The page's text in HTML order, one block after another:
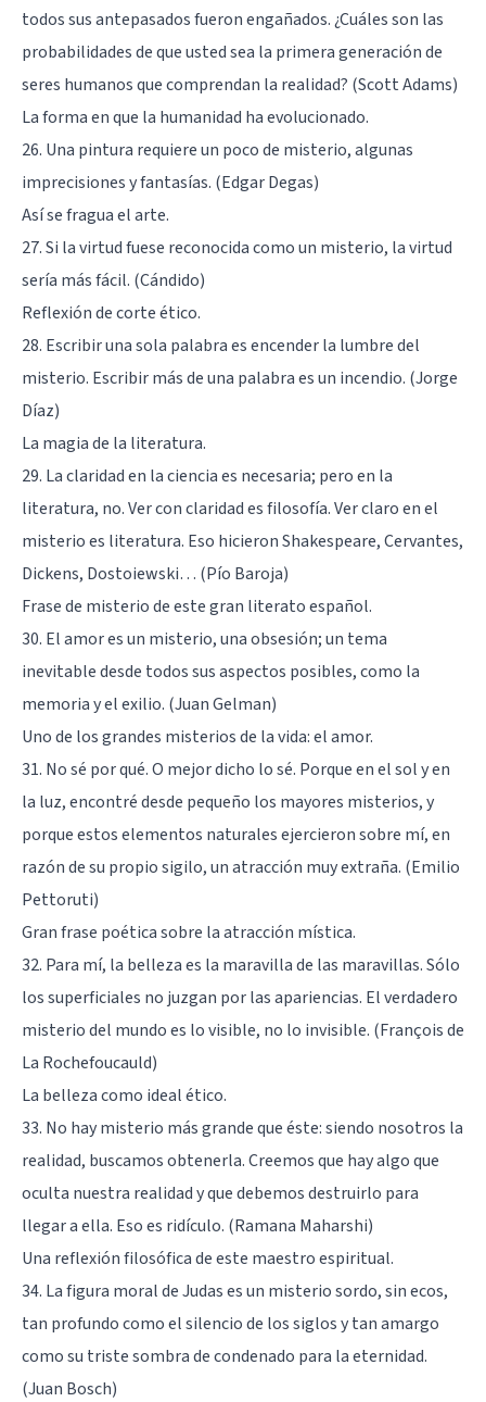
todos sus antepasados fueron engañados. ¿Cuáles son las
probabilidades de que usted sea la primera generación de
seres humanos que comprendan la realidad? (Scott Adams)
La forma en que la humanidad ha evolucionado.
26. Una pintura requiere un poco de misterio, algunas
imprecisiones y fantasías. (Edgar Degas)
Así se fragua el arte.
27. Si la virtud fuese reconocida como un misterio, la virtud
sería más fácil. (Cándido)
Reflexión de corte ético.
28. Escribir una sola palabra es encender la lumbre del
misterio. Escribir más de una palabra es un incendio. (Jorge
Díaz)
La magia de la literatura.
29. La claridad en la ciencia es necesaria; pero en la
literatura, no. Ver con claridad es filosofía. Ver claro en el
misterio es literatura. Eso hicieron Shakespeare, Cervantes,
Dickens, Dostoiewski… (Pío Baroja)
Frase de misterio de este gran literato español.
30. El amor es un misterio, una obsesión; un tema
inevitable desde todos sus aspectos posibles, como la
memoria y el exilio. (Juan Gelman)
Uno de los grandes misterios de la vida: el amor.
31. No sé por qué. O mejor dicho lo sé. Porque en el sol y en
la luz, encontré desde pequeño los mayores misterios, y
porque estos elementos naturales ejercieron sobre mí, en
razón de su propio sigilo, un atracción muy extraña. (Emilio
Pettoruti)
Gran frase poética sobre la atracción mística.
32. Para mí, la belleza es la maravilla de las maravillas. Sólo
los superficiales no juzgan por las apariencias. El verdadero
misterio del mundo es lo visible, no lo invisible. (François de
La Rochefoucauld)
La belleza como ideal ético.
33. No hay misterio más grande que éste: siendo nosotros la
realidad, buscamos obtenerla. Creemos que hay algo que
oculta nuestra realidad y que debemos destruirlo para
llegar a ella. Eso es ridículo. (Ramana Maharshi)
Una reflexión filosófica de este maestro espiritual.
34. La figura moral de Judas es un misterio sordo, sin ecos,
tan profundo como el silencio de los siglos y tan amargo
como su triste sombra de condenado para la eternidad.
(Juan Bosch)